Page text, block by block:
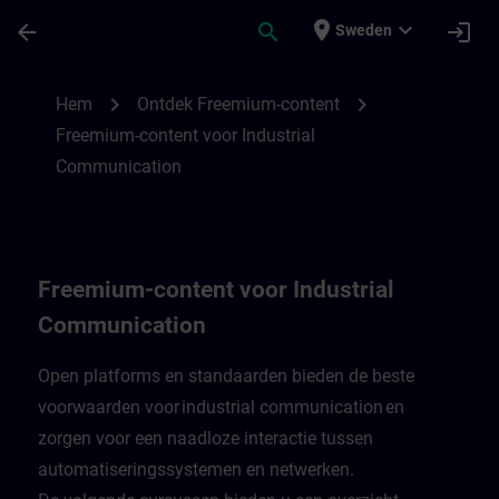
arrow_back search place Sweden expand_more login
Hem chevron_right Ontdek Freemium-content chevron_right
Freemium-content voor Industrial
Communication
Freemium-content voor Industrial
Communication
Open platforms en standaarden bieden de beste
voorwaarden voor industrial communication en
zorgen voor een naadloze interactie tussen
automatiseringssystemen en netwerken.